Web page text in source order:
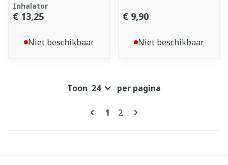
Inhalator
€ 13,25
Niet beschikbaar
€ 9,90
Niet beschikbaar
Pagina's
U lees momenteel pagina
1 Pagina
2
Toon per pagina